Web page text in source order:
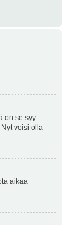
on se syy.
voisi olla
aikaa